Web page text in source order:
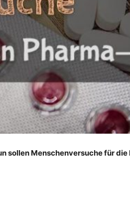
sollen Menschenversuche für